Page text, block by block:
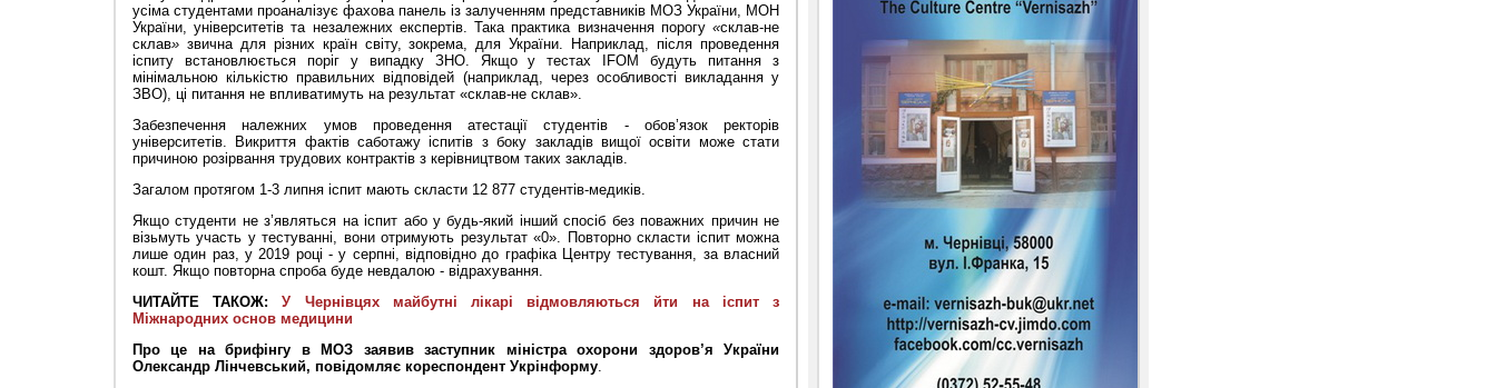
усіма студентами проаналізує фахова панель із залученням представників МОЗ України, МОН
України, університетів та незалежних експертів. Така практика визначення порогу «склав-не
склав» звична для різних країн світу, зокрема, для України. Наприклад, після проведення
іспиту встановлюється поріг у випадку ЗНО. Якщо у тестах IFOM будуть питання з
мінімальною кількістю правильних відповідей (наприклад, через особливості викладання у
ЗВО), ці питання не впливатимуть на результат «склав-не склав».
Забезпечення належних умов проведення атестації студентів - обов’язок ректорів
університетів. Викриття фактів саботажу іспитів з боку закладів вищої освіти може стати
причиною розірвання трудових контрактів з керівництвом таких закладів.
Загалом протягом 1-3 липня іспит мають скласти 12 877 студентів-медиків.
Якщо студенти не з’являться на іспит або у будь-який інший спосіб без поважних причин не
візьмуть участь у тестуванні, вони отримують результат «0». Повторно скласти іспит можна
лише один раз, у 2019 році - у серпні, відповідно до графіка Центру тестування, за власний
кошт. Якщо повторна спроба буде невдалою - відрахування.
ЧИТАЙТЕ ТАКОЖ:У Чернівцях майбутні лікарі відмовляються йти на іспит з
Міжнародних основ медицини
Про це на брифінгу в МОЗ заявив заступник міністра охорони здоров’я України
Олександр Лінчевський, повідомляє кореспондент Укрінформу.